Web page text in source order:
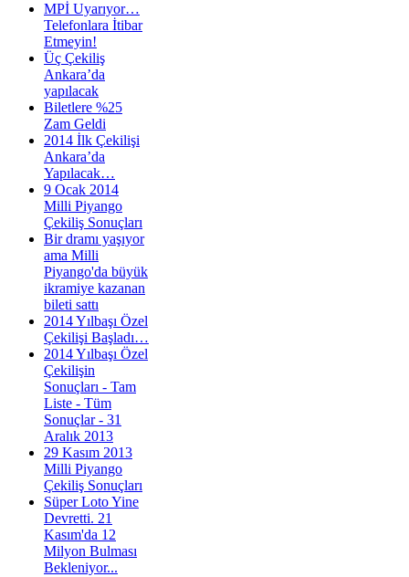
MPİ Uyarıyor…
Telefonlara İtibar
Etmeyin!
Üç Çekiliş
Ankara’da
yapılacak
Biletlere %25
Zam Geldi
2014 İlk Çekilişi
Ankara’da
Yapılacak…
9 Ocak 2014
Milli Piyango
Çekiliş Sonuçları
Bir dramı yaşıyor
ama Milli
Piyango'da büyük
ikramiye kazanan
bileti sattı
2014 Yılbaşı Özel
Çekilişi Başladı…
2014 Yılbaşı Özel
Çekilişin
Sonuçları - Tam
Liste - Tüm
Sonuçlar - 31
Aralık 2013
29 Kasım 2013
Milli Piyango
Çekiliş Sonuçları
Süper Loto Yine
Devretti. 21
Kasım'da 12
Milyon Bulması
Bekleniyor...